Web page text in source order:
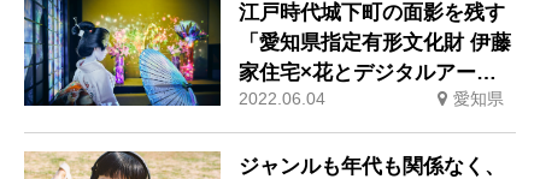
江戸時代城下町の面影を残す
「愛知県指定有形文化財 伊藤
家住宅×花とデジタルアート
の祭典」を一旗がプロデュー
ス
2022.06.04 愛知県
ジャンルも年代も関係なく、